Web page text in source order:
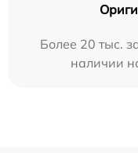
Более 20 тыс.
наличии